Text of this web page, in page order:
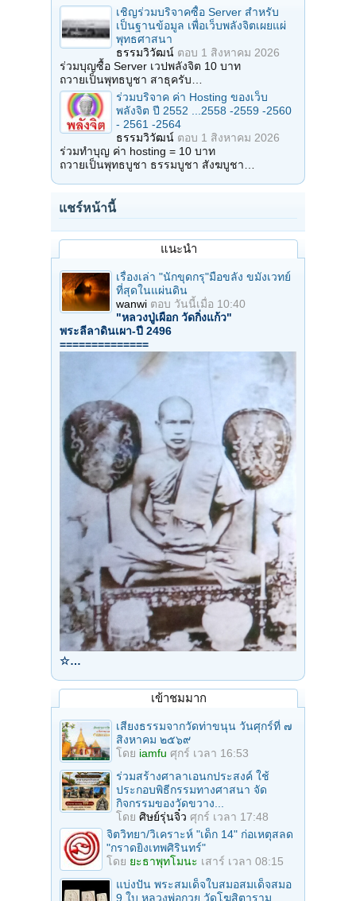
เชิญร่วมบริจาคซื้อ Server สำหรับ
เป็นฐานข้อมูล เพื่อเว็บพลังจิตเผยแผ่
พุทธศาสนา
ธรรมวิวัฒน์ ตอบ 1 สิงหาคม 2026
ร่วมบุญซื้อ Server เวปพลังจิต 10 บาท
ถวายเป็นพุทธบูชา สาธุครับ…
ร่วมบริจาค ค่า Hosting ของเว็บ
พลังจิต ปี 2552 ...2558 -2559 -2560
- 2561 -2564
ธรรมวิวัฒน์ ตอบ 1 สิงหาคม 2026
ร่วมทำบุญ ค่า hosting = 10 บาท
ถวายเป็นพุทธบูชา ธรรมบูชา สังฆบูชา…
แชร์หน้านี้
แนะนำ
เรื่องเล่า "นักขุดกรุ"มือขลัง ขมังเวทย์
ที่สุดในแผ่นดิน
wanwi ตอบ วันนี้เมื่อ 10:40
"หลวงปู่เผือก วัดกิ่งแก้ว"
พระลีลาดินเผา-ปี 2496
==============
☆…
เข้าชมมาก
เสียงธรรมจากวัดท่าขนุน วันศุกร์ที่ ๗
สิงหาคม ๒๕๖๙
โดย iamfu ศุกร์ เวลา 16:53
ร่วมสร้างศาลาเอนกประสงค์ ใช้
ประกอบพิธีกรรมทางศาสนา จัด
กิจกรรมของวัดขวาง...
โดย ศิษย์รุ่นจิ๋ว ศุกร์ เวลา 17:48
จิตวิทยา/วิเคราะห์ "เด็ก 14" ก่อเหตุสลด
"กราดยิงเทพศิรินทร์"
โดย ยะธาพุทโมนะ เสาร์ เวลา 08:15
แบ่งปัน พระสมเด็จใบสมอสมเด็จสมอ
9 ใบ หลวงพ่อกวย วัดโฆสิตาราม